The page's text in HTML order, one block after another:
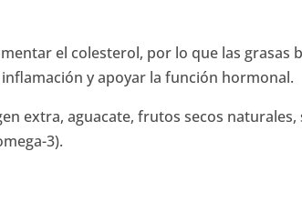
el colesterol, por lo que las grasas
y apoyar la función hormonal.
extra, aguacate, frutos secos
3).